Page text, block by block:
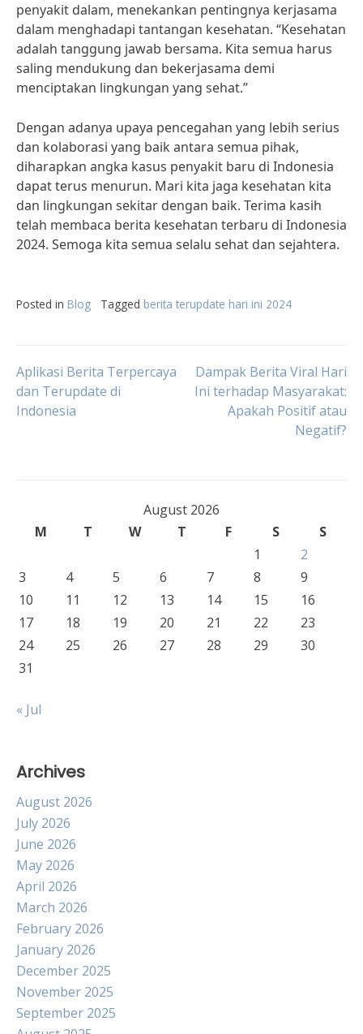
penyakit dalam, menekankan pentingnya kerjasama
dalam menghadapi tantangan kesehatan. “Kesehatan
adalah tanggung jawab bersama. Kita semua harus
saling mendukung dan bekerjasama demi
menciptakan lingkungan yang sehat.”
Dengan adanya upaya pencegahan yang lebih serius
dan kolaborasi yang baik antara semua pihak,
diharapkan angka kasus penyakit baru di Indonesia
dapat terus menurun. Mari kita jaga kesehatan kita
dan lingkungan sekitar dengan baik. Terima kasih
telah membaca berita kesehatan terbaru di Indonesia
2024. Semoga kita semua selalu sehat dan sejahtera.
Posted in Blog Tagged berita terupdate hari ini 2024
Post
navigation
Aplikasi Berita Terpercaya
dan Terupdate di
Indonesia
Dampak Berita Viral Hari
Ini terhadap Masyarakat:
Apakah Positif atau
Negatif?
August 2026
M
T W T F S
S
1
2
3
4 5 6 7 8
9
10
11 12 13 14 15
16
17
18 19 20 21 22
23
24
25 26 27 28 29
30
31
« Jul
Archives
August 2026
July 2026
June 2026
May 2026
April 2026
March 2026
February 2026
January 2026
December 2025
November 2025
September 2025